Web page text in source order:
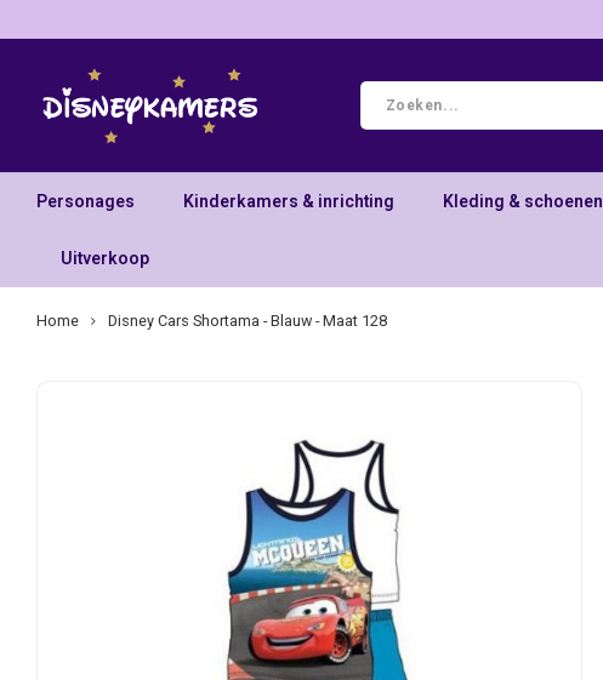
Personages Kinderkamers & inrichting Kleding & schoenen
Uitverkoop
Home Disney Cars Shortama - Blauw - Maat 128